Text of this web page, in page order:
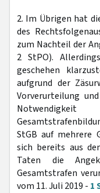
2. Im Übrigen hat
des
zum Nachteil der
2 StPO).
geschehen
aufgrund der
Vorverurteilung
StGB auf mehrere
sich bereits aus
Taten die
Gesamtstrafen
vom 11. Juli 2019 - 1